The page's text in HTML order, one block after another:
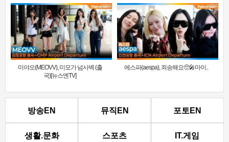
미야오(MEOVV), 미모가 넘사벽 (출
국)[뉴스엔TV]
에스파(aespa), 죄송해요🥺🎤마이..
방송EN 뮤직EN 포토EN
생활.문화 스포츠 IT.게임